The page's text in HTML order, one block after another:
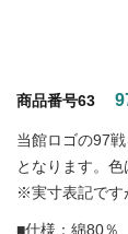
商品番号63
当館ロゴの97
となります。
※実寸表記です
■仕様：綿80